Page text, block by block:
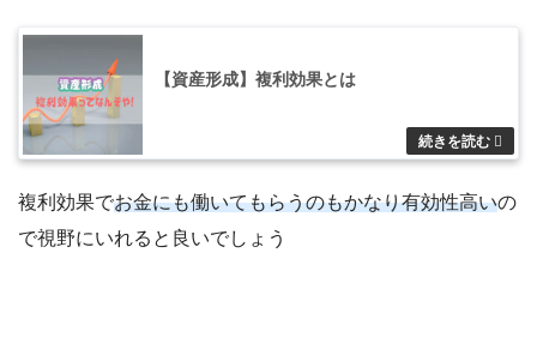
【資産形成】複利効果とは
複利効果でお金にも働いてもらうのもかなり有効性高いの
で視野にいれると良いでしょう